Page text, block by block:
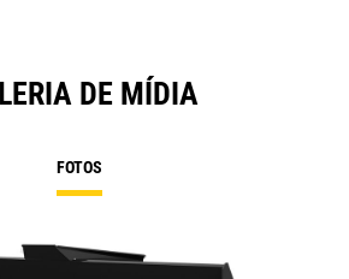
DE MÍDIA
FOTOS